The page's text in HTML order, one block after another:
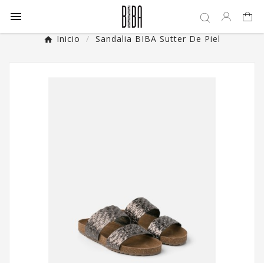

Inicio Sandalia BIBA Sutter De Piel